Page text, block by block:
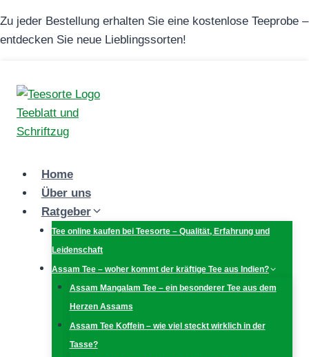
Inhalt
springen
Zu jeder Bestellung erhalten Sie eine kostenlose Teeprobe –
entdecken Sie neue Lieblingssorten!
Home
Über uns
Ratgeber
Tee online kaufen bei Teesorte – Qualität, Erfahrung und
Leidenschaft
Assam Tee – woher kommt der kräftige Tee aus Indien?
Assam Mangalam Tee – ein besonderer Tee aus dem
Herzen Assams
Assam Tee Koffein – wie viel steckt wirklich in der
Tasse?